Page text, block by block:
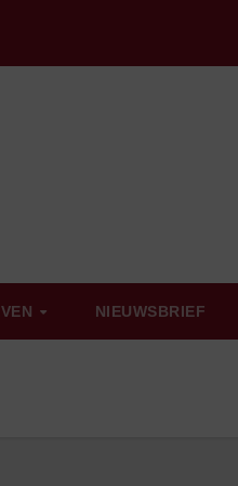
NIEUWSBRIEF